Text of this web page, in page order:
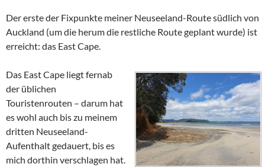
Der erste der Fixpunkte meiner Neuseeland-Route südlich von
Auckland (um die herum die restliche Route geplant wurde) ist
erreicht: das East Cape
Das East Cape liegt fernab
der üblichen
Touristenrouten – darum hat
es wohl auch bis zu meinem
dritten Neuseeland-
Aufenthalt gedauert, bis es
mich dorthin verschlagen hat.